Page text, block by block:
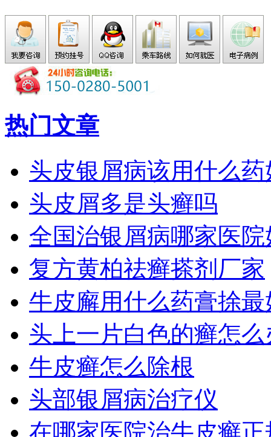
热门文章
头皮银屑病该用什么药
头皮屑多是头癣吗
全国治银屑病哪家医
复方黄柏祛癣搽剂厂家
牛皮廨用什么药膏捈最
头上一片白色的癣怎么
牛皮癣怎么除根
头部银屑病治疗仪